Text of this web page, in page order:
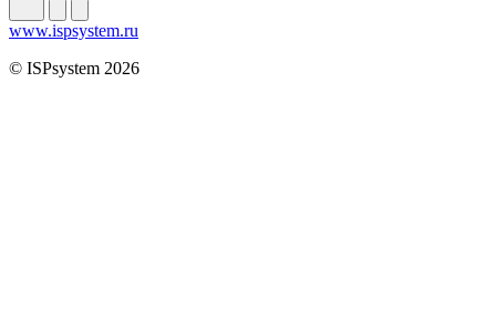
www.ispsystem.ru
© ISPsystem 2026